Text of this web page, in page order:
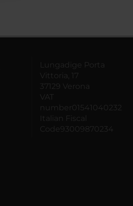
Lungadige Porta
Vittoria, 17
37129 Verona
VAT
number01541040232
Italian Fiscal
Code93009870234